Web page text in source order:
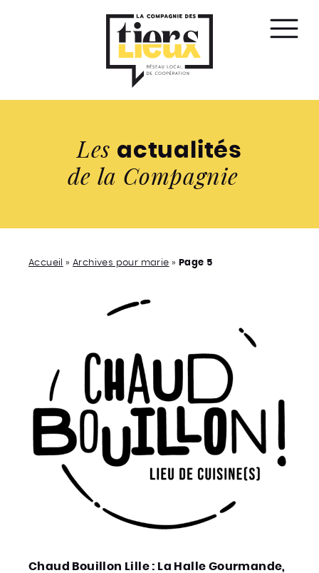
le
Les actualités
de la Compagnie
Accueil »Archives pour marie » Page 5
Chaud Bouillon Lille : La Halle Gourmande,